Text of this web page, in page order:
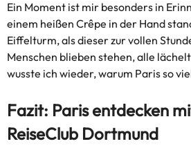
Ein Moment ist mir besonders in
einem heißen Crêpe in der Hand
Eiffelturm, als dieser zur vollen
Menschen blieben stehen, alle
wusste ich wieder, warum Paris so
Fazit: Paris entdecken
ReiseClub Dortmund